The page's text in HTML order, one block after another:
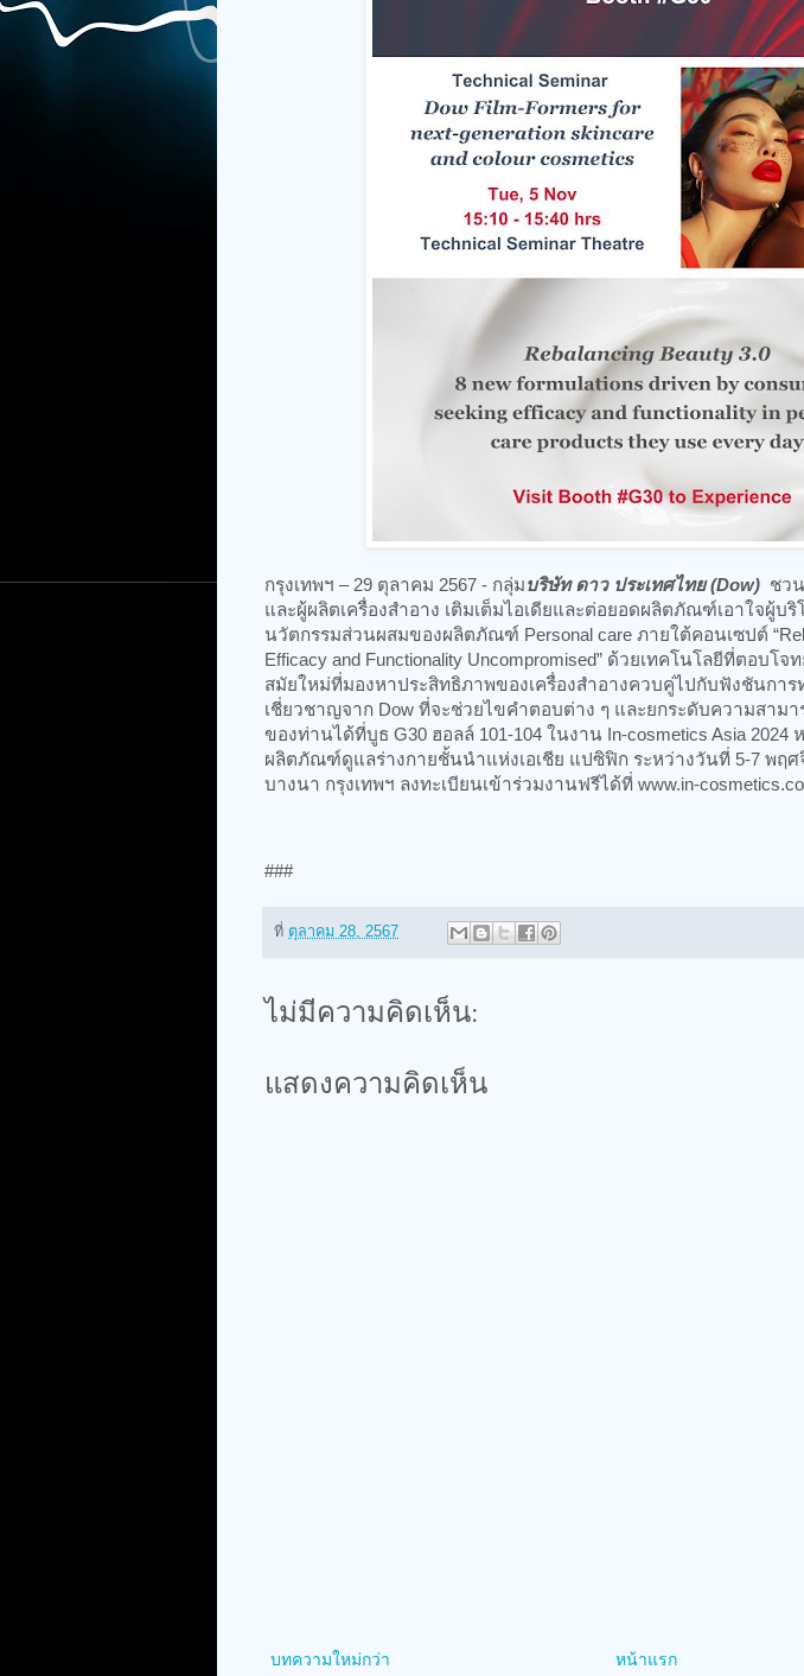
​กรุงเทพฯ – 29 ตุลาคม 2567 - กลุ่มบริษัท ดาว ประเทศไทย (Dow) ชว
และผู้ผลิตเครื่องสำอาง เติมเต็มไอเดียและต่อยอดผลิตภัณฑ์เอาใจผู้บ
นวัตกรรมส่วนผสมของผลิตภัณฑ์ Personal care ภายใต้คอนเซปต์
Efficacy and Functionality Uncompromised” ด้วยเทคโนโลยีที่ตอบโ
สมัยใหม่ที่มองหาประสิทธิภาพของเครื่องสำอางควบคู่ไปกับฟังชันกา
เชี่ยวชาญจาก Dow ที่จะช่วยไขคำตอบต่าง ๆ และยกระดับความสาม
ของท่านได้ที่บูธ G30 ฮอลล์ 101-104 ในงาน In-cosmetics Asia
ผลิตภัณฑ์ดูแลร่างกายชั้นนำแห่งเอเชีย แปซิฟิก ระหว่างวันที่ 5-7 พฤศ
บางนา กรุงเทพฯ ลงทะเบียนเข้าร่วมงานฟรีได้ที่ www.in-
​###​
ที่ ตุลาคม 28, 2567
ไม่มีความคิดเห็น:
แสดงความคิดเห็น
บทความใหม่กว่า หน้าแรก